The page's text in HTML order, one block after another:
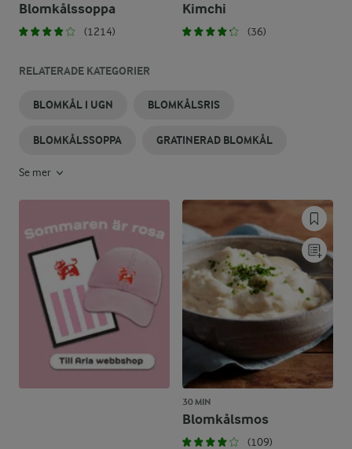
Blomkålssoppa
(1214)
Kimchi
(36)
RELATERADE KATEGORIER
BLOMKÅL I UGN BLOMKÅLSRIS
BLOMKÅLSSOPPA GRATINERAD BLOMKÅL
Se mer
30 MIN
Blomkålsmos
(109)